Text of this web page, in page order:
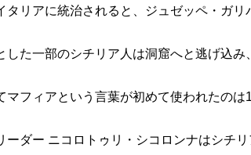
タリアに統治されると、ジュゼッペ・ガリ
した一部のシチリア人は洞窟へと逃げ込
マフィアという言葉が初めて使われたのは
ーダー ニコロトゥリ・シコロンナはシチ